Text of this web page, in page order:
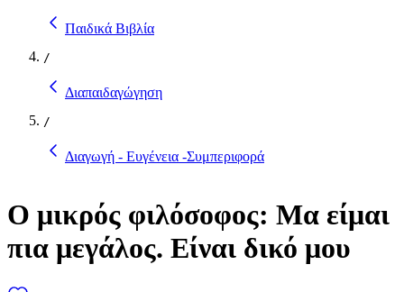
Παιδικά Βιβλία
/
Διαπαιδαγώγηση
/
Διαγωγή - Ευγένεια -Συμπεριφορά
Ο μικρός φιλόσοφος: Μα είμαι
πια μεγάλος. Είναι δικό μου